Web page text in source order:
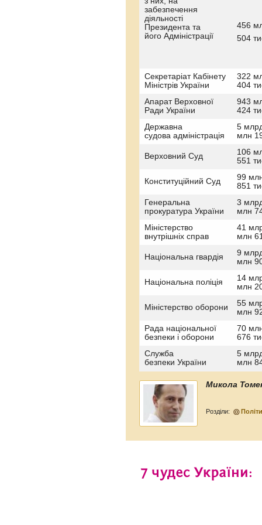
забезпечення
діяльності
Президента та
його Адміністрації
456
504
Секретаріат Кабінету
Міністрів України
322
404
Апарат Верховної
Ради України
943
424
Державна
судова адміністрація
5
млн
Верховний Суд
106
551
Конституційний Суд
99
851
Генеральна
прокуратура України
3
млн
Міністерство
внутрішніх справ
41
млн
Національна гвардія
9
млн
Національна поліція
14
млн
Міністерство оборони
55
млн
Рада національної
безпеки і оборони
70
676
Служба
безпеки України
5
млн
Микола
Розділи: